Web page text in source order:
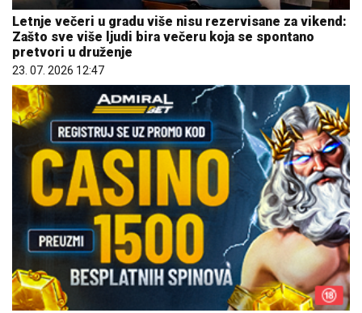
Letnje večeri u gradu više nisu rezervisane za vikend:
Zašto sve više ljudi bira večeru koja se spontano
pretvori u druženje
23. 07. 2026 12:47